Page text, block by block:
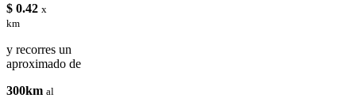
$ 0.42 x
km
y recorres un
aproximado de
300km al